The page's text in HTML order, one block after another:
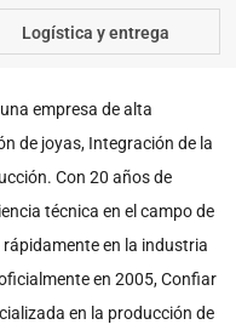
Logística y entrega
empresa de alta
de joyas, Integración de la
Con 20 años de
técnica en el campo de
en la industria
en 2005, Confiar
en la producción de